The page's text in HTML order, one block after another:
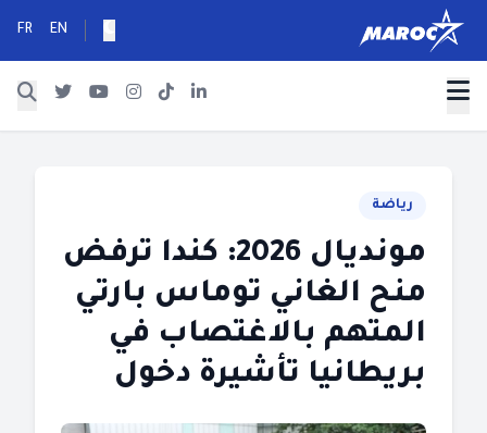
EN
FR
رياضة
مونديال 2026: كندا ترفض
منح الغاني توماس بارتي
المتهم بالاغتصاب في
بريطانيا تأشيرة دخول